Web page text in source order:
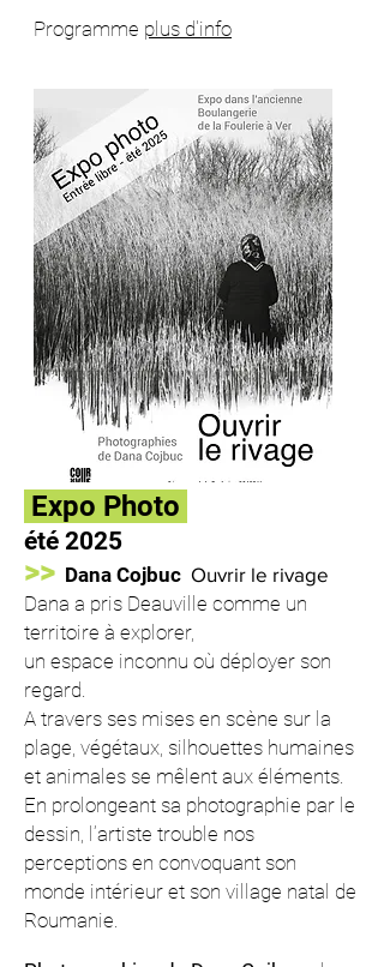
Programme plus d'info
Expo Photo
été 2025
>> Dana Cojbuc Ouvrir le rivage
Dana a pris Deauville comme un
territoire à explorer,
un espace inconnu où déployer son
regard.
A travers ses mises en scène sur la
plage, végétaux, silhouettes humaines
et animales se mêlent aux éléments.
En prolongeant sa photographie par le
dessin, l’artiste trouble nos
perceptions en convoquant son
monde intérieur et son village natal de
Roumanie.